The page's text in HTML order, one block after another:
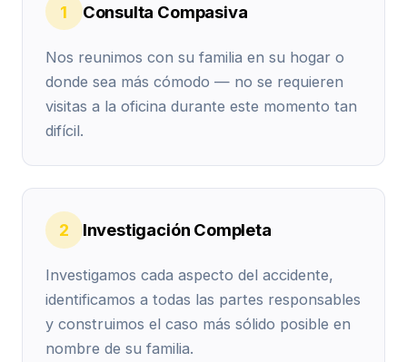
1 Consulta Compasiva
Nos reunimos con su familia en su hogar o
donde sea más cómodo — no se requieren
visitas a la oficina durante este momento tan
difícil.
2 Investigación Completa
Investigamos cada aspecto del accidente,
identificamos a todas las partes responsables
y construimos el caso más sólido posible en
nombre de su familia.